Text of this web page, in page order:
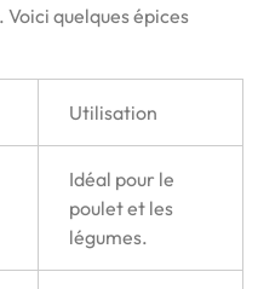
quelques épices
Utilisation
Idéal pour le
poulet et les
légumes.